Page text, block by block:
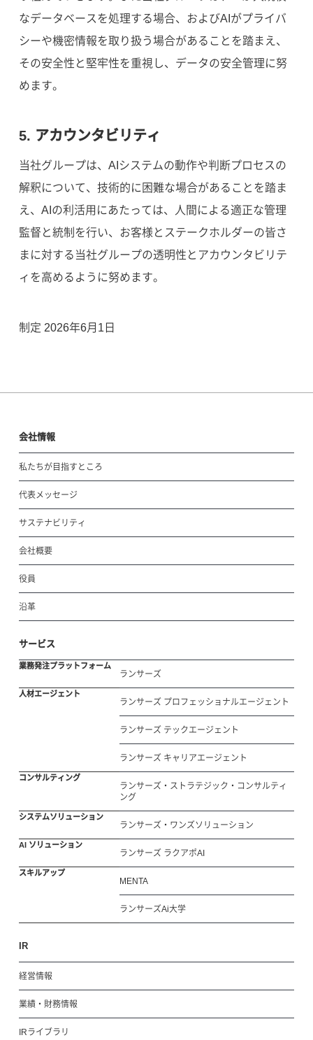
なデータベースを処理する場合、およびAIがプライバ
シーや機密情報を取り扱う場合があることを踏まえ、
その安全性と堅牢性を重視し、データの安全管理に努
めます。
5. アカウンタビリティ
当社グループは、AIシステムの動作や判断プロセスの
解釈について、技術的に困難な場合があることを踏ま
え、AIの利活用にあたっては、人間による適正な管理
監督と統制を行い、お客様とステークホルダーの皆さ
まに対する当社グループの透明性とアカウンタビリテ
ィを高めるように努めます。
制定 2026年6月1日
会社情報
私たちが目指すところ
代表メッセージ
サステナビリティ
会社概要
役員
沿革
サービス
業務発注プラットフォーム
ランサーズ
人材エージェント
ランサーズ プロフェッショナルエージェント
ランサーズ テックエージェント
ランサーズ キャリアエージェント
コンサルティング
ランサーズ・ストラテジック・コンサルティ
ング
システムソリューション
ランサーズ・ワンズソリューション
AI ソリューション
ランサーズ ラクアポAI
スキルアップ
MENTA
ランサーズAi大学
IR
経営情報
業績・財務情報
IRライブラリ